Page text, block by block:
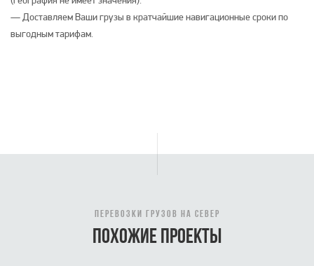
— Доставляем Ваши грузы в кратчайшие навигационные сроки по
выгодным тарифам.
ПЕРЕВОЗКИ ГРУЗОВ НА СЕВЕР
ПОХОЖИЕ ПРОЕКТЫ